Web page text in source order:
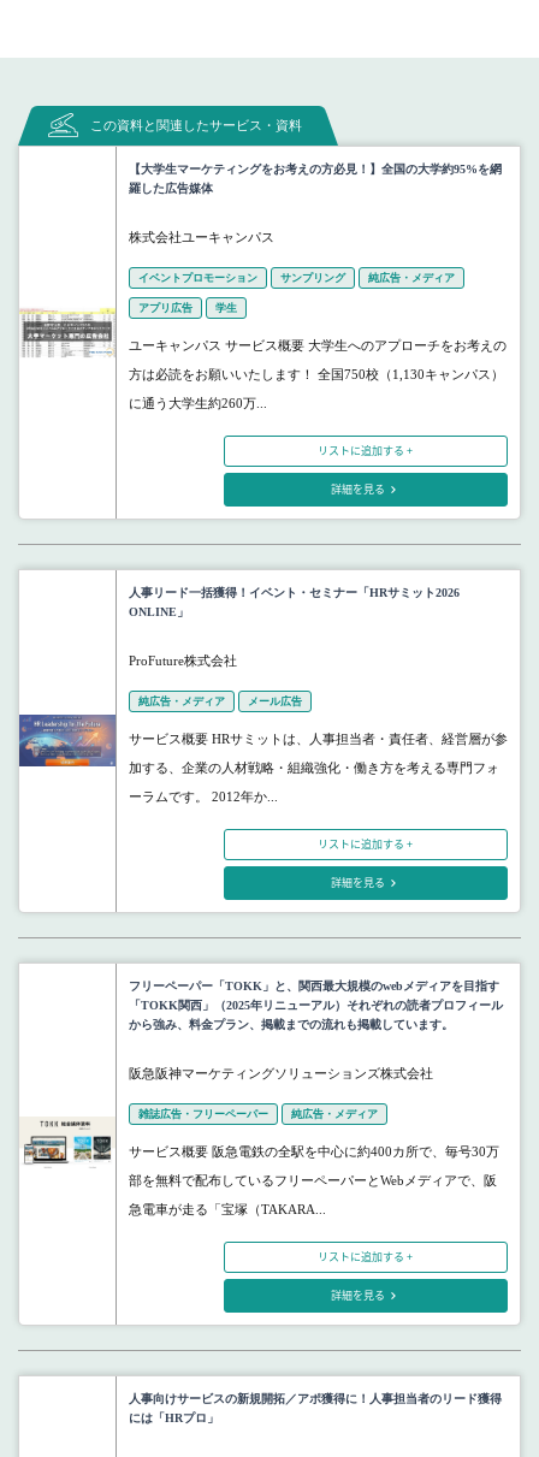
この資料と関連したサービス・資料
【大学生マーケティングをお考えの方必見！】全国の大学約95%を網
羅した広告媒体
株式会社ユーキャンパス
イベントプロモーション サンプリング 純広告・メディア
アプリ広告 学生
ユーキャンパス サービス概要 大学生へのアプローチをお考えの
方は必読をお願いいたします！ 全国750校（1,130キャンパス）
に通う大学生約260万...
リストに追加する +
詳細を見る
人事リード一括獲得！イベント・セミナー「HRサミット2026
ONLINE」
ProFuture株式会社
純広告・メディア メール広告
サービス概要 HRサミットは、人事担当者・責任者、経営層が参
加する、企業の人材戦略・組織強化・働き方を考える専門フォ
ーラムです。 2012年か...
リストに追加する +
詳細を見る
フリーペーパー「TOKK」と、関西最大規模のwebメディアを目指す
「TOKK関西」（2025年リニューアル）それぞれの読者プロフィール
から強み、料金プラン、掲載までの流れも掲載しています。
阪急阪神マーケティングソリューションズ株式会社
雑誌広告・フリーペーパー 純広告・メディア
サービス概要 阪急電鉄の全駅を中心に約400カ所で、毎号30万
部を無料で配布しているフリーペーパーとWebメディアで、阪
急電車が走る「宝塚（TAKARA...
リストに追加する +
詳細を見る
人事向けサービスの新規開拓／アポ獲得に！人事担当者のリード獲得
には「HRプロ」